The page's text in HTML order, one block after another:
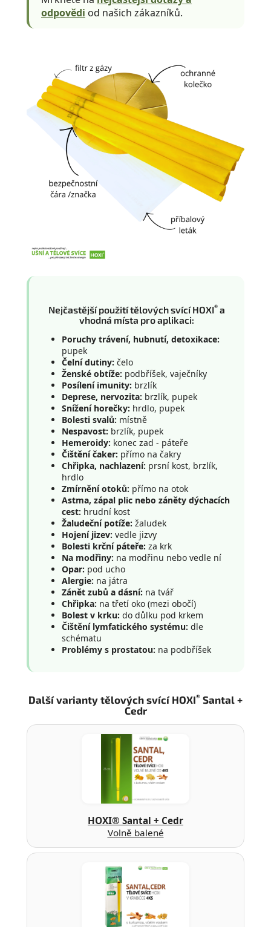
odpovědi od našich zákazníků.
Nejčastější použití tělových svící HOXI® a
vhodná místa pro aplikaci:
Poruchy trávení, hubnutí, detoxikace:
pupek
Čelní dutiny: čelo
Ženské obtíže: podbříšek, vaječníky
Posílení imunity: brzlík
Deprese, nervozita: brzlík, pupek
Snížení horečky: hrdlo, pupek
Bolesti svalů: místně
Nespavost: brzlík, pupek
Hemeroidy: konec zad - páteře
Čištění čaker: přímo na čakry
Chřipka, nachlazení: prsní kost, brzlík,
hrdlo
Zmírnění otoků: přímo na otok
Astma, zápal plic nebo záněty dýchacích
cest: hrudní kost
Žaludeční potíže: žaludek
Hojení jizev: vedle jizvy
Bolesti krční páteře: za krk
Na modřiny: na modřinu nebo vedle ní
Opar: pod ucho
Alergie: na játra
Zánět zubů a dásní: na tvář
Chřipka: na třetí oko (mezi obočí)
Bolest v krku: do důlku pod krkem
Čištění lymfatického systému: dle
schématu
Problémy s prostatou: na podbříšek
Další varianty tělových svící HOXI® Santal +
Cedr
HOXI® Santal + Cedr
Volně balené